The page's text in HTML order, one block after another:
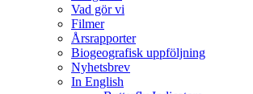
Vad gör vi
Filmer
Årsrapporter
Biogeografisk uppföljning
Nyhetsbrev
In English